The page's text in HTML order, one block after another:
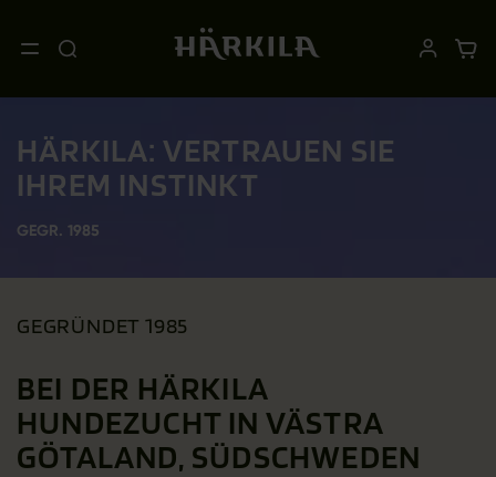
HÄRKILA: VERTRAUEN SIE
IHREM INSTINKT
GEGR. 1985
GEGRÜNDET 1985
BEI DER HÄRKILA
HUNDEZUCHT IN VÄSTRA
GÖTALAND, SÜDSCHWEDEN